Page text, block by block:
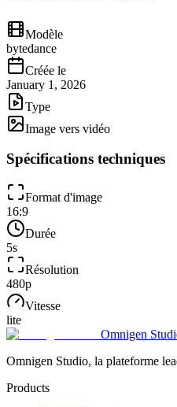
Modèle
bytedance
Créée le
January 1, 2026
Type
Image vers vidéo
Spécifications techniques
Format d'image
16:9
Durée
5s
Résolution
480p
Vitesse
lite
Omnigen
Omnigen Studio, la plateforme
Products